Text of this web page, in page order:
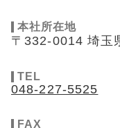
本社所在地
〒332-0014 埼玉
TEL
048-227-5525
FAX